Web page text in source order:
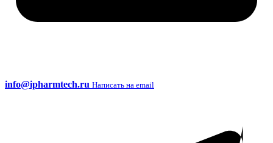
info@ipharmtech.ru Написать на email